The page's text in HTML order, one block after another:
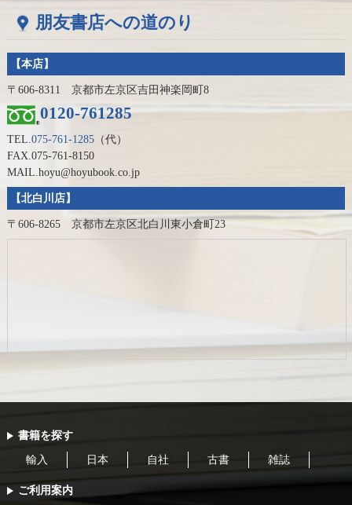
朋友書店への道のり
【本店】
〒606-8311 京都市左京区吉田神楽岡町8
0120-761285
TEL.075-761-1285（代）
FAX.075-761-8150
MAIL.hoyu@hoyubook.co.jp
【北白川店】
〒606-8265 京都市左京区北白川東小倉町23
書籍を探す
輸入 日本 自社 古書 雑誌
ご利用案内